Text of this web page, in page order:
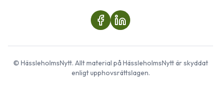
© HässleholmsNytt. Allt material påHässleholmsNyttär skyddat
enligt upphovsrättslagen.